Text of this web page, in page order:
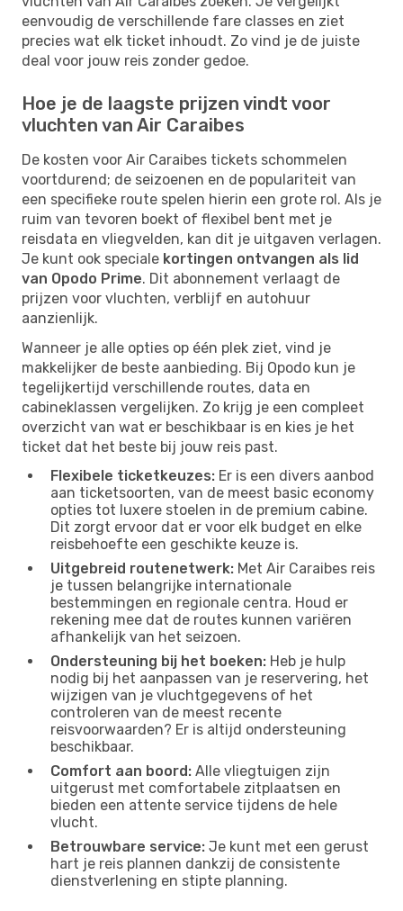
eenvoudig de verschillende fare classes en ziet
precies wat elk ticket inhoudt. Zo vind je de juiste
deal voor jouw reis zonder gedoe.
Hoe je de laagste prijzen vindt voor
vluchten van Air Caraibes
De kosten voor Air Caraibes tickets schommelen
voortdurend; de seizoenen en de populariteit van
een specifieke route spelen hierin een grote rol. Als je
ruim van tevoren boekt of flexibel bent met je
reisdata en vliegvelden, kan dit je uitgaven verlagen.
Je kunt ook speciale kortingen ontvangen als lid
van Opodo Prime. Dit abonnement verlaagt de
prijzen voor vluchten, verblijf en autohuur
aanzienlijk.
Wanneer je alle opties op één plek ziet, vind je
makkelijker de beste aanbieding. Bij Opodo kun je
tegelijkertijd verschillende routes, data en
cabineklassen vergelijken. Zo krijg je een compleet
overzicht van wat er beschikbaar is en kies je het
ticket dat het beste bij jouw reis past.
Flexibele ticketkeuzes: Er is een divers aanbod
aan ticketsoorten, van de meest basic economy
opties tot luxere stoelen in de premium cabine.
Dit zorgt ervoor dat er voor elk budget en elke
reisbehoefte een geschikte keuze is.
Uitgebreid routenetwerk: Met Air Caraibes reis
je tussen belangrijke internationale
bestemmingen en regionale centra. Houd er
rekening mee dat de routes kunnen variëren
afhankelijk van het seizoen.
Ondersteuning bij het boeken: Heb je hulp
nodig bij het aanpassen van je reservering, het
wijzigen van je vluchtgegevens of het
controleren van de meest recente
reisvoorwaarden? Er is altijd ondersteuning
beschikbaar.
Comfort aan boord: Alle vliegtuigen zijn
uitgerust met comfortabele zitplaatsen en
bieden een attente service tijdens de hele
vlucht.
Betrouwbare service: Je kunt met een gerust
hart je reis plannen dankzij de consistente
dienstverlening en stipte planning.